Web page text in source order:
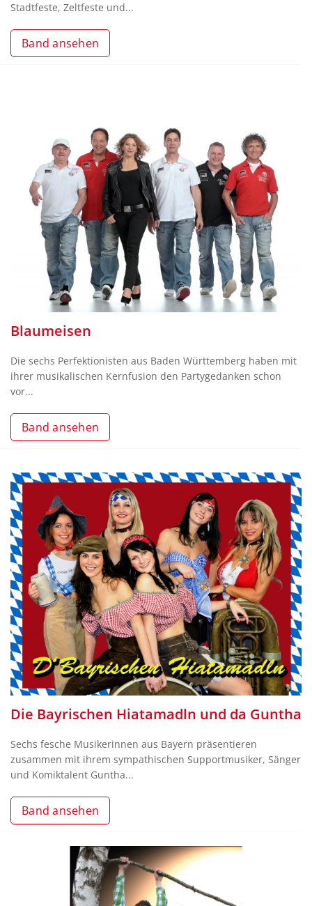
Stadtfeste, Zeltfeste und...
Band ansehen
Blaumeisen
Die sechs Perfektionisten aus Baden Württemberg haben mit
ihrer musikalischen Kernfusion den Partygedanken schon
vor...
Band ansehen
Die Bayrischen Hiatamadln und da Guntha
Sechs fesche Musikerinnen aus Bayern präsentieren
zusammen mit ihrem sympathischen Supportmusiker, Sänger
und Komiktalent Guntha...
Band ansehen